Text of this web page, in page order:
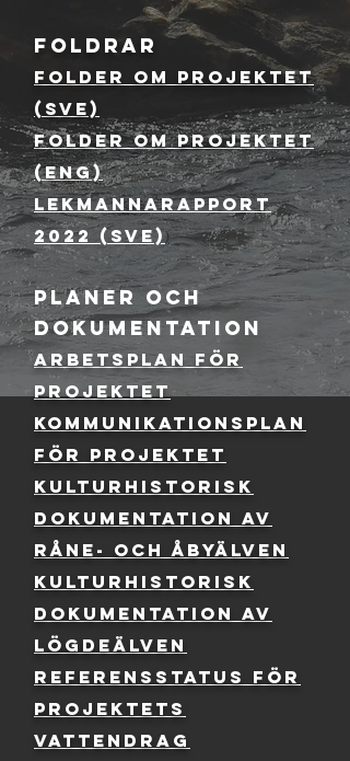
Foldrar
Folder om projektet
(Sve)
Folder om projektet
(Eng)
LEKMANNARAPPORT
2022 (SVE))
PLANER och
DOKUMENTATION
Arbetsplan för
projektet
Kommunikationsplan
för projektet
Kulturhistorisk
dokumentation av
Råne- och Åbyälven
Kulturhistorisk
dokumentation av
Lögdeälven
Referensstatus för
projektets
vattendrag